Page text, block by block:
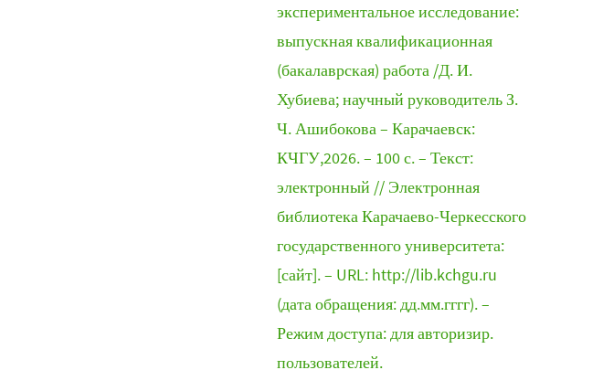
экспериментальное исследование:
выпускная квалификационная
(бакалаврская) работа /Д. И.
Хубиева; научный руководитель З.
Ч. Ашибокова – Карачаевск:
КЧГУ,2026. – 100 с. – Текст:
электронный // Электронная
библиотека Карачаево-Черкесского
государственного университета:
[сайт]. – URL: http://lib.kchgu.ru
(дата обращения: дд.мм.гггг). –
Режим доступа: для авторизир.
пользователей.